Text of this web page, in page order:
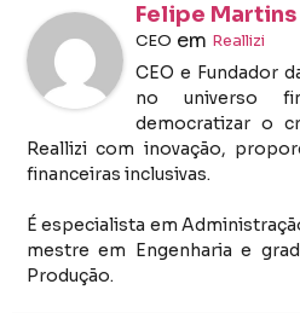
Felipe Martins
CEO em Reallizi
CEO e Fundador
no universo
democratizar o
Reallizi com inovação,
financeiras inclusivas.
É especialista em
mestre em Engenharia e
Produção.